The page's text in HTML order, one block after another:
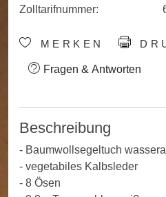
Zolltarifnummer:
MERKEN
Fragen & Antworten
Beschreibung
- Baumwollsegeltuch
- vegetabiles Kalbsleder
- 8 Ösen